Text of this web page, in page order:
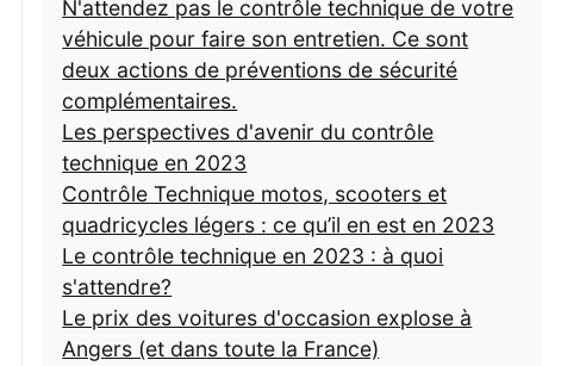
N'attendez pas le contrôle technique de votre
véhicule pour faire son entretien. Ce sont
deux actions de préventions de sécurité
complémentaires.
Les perspectives d'avenir du contrôle
technique en 2023
Contrôle Technique motos, scooters et
quadricycles légers : ce qu’il en est en 2023
Le contrôle technique en 2023 : à quoi
s'attendre?
Le prix des voitures d'occasion explose à
Angers (et dans toute la France)